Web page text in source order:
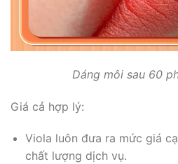
Dáng môi sau 60
Giá cả hợp lý:
Viola luôn đưa ra mức giá
chất lượng dịch vụ.